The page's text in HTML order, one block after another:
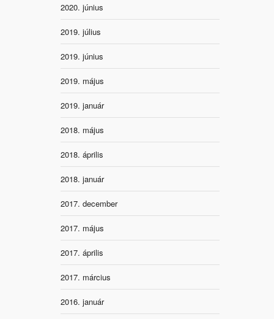
2020. június
2019. július
2019. június
2019. május
2019. január
2018. május
2018. április
2018. január
2017. december
2017. május
2017. április
2017. március
2016. január